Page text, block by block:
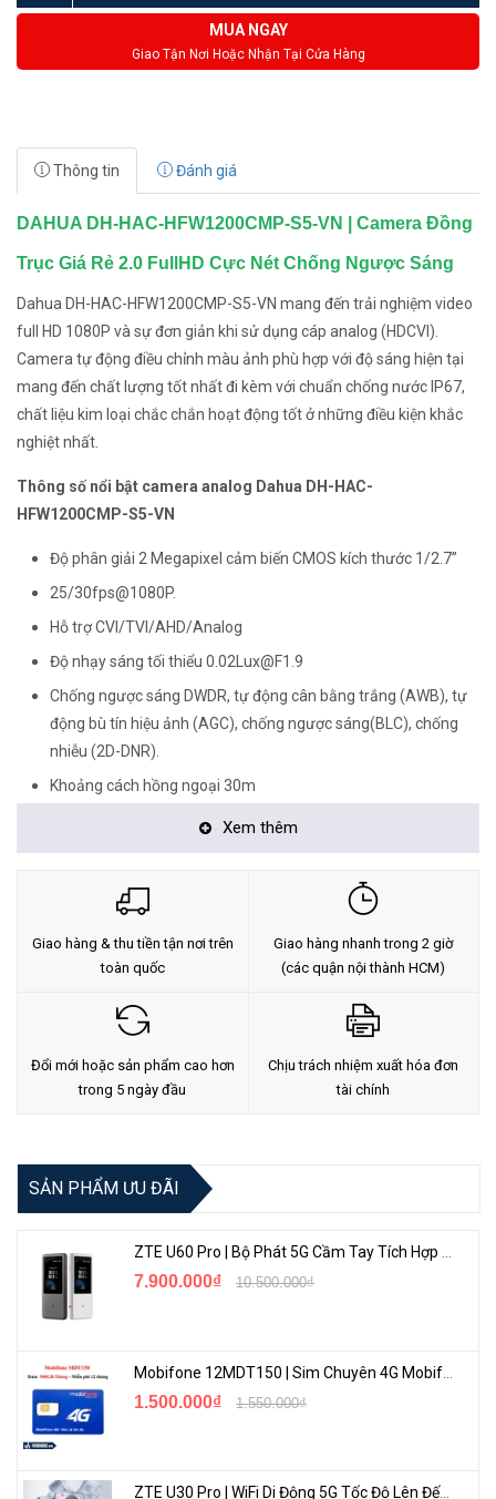
MUA NGAY
Giao Tận Nơi Hoặc Nhận Tại Cửa Hàng
Thông tin Đánh giá
DAHUA DH-HAC-HFW1200CMP-S5-VN | Camera Đồng
Trục Giá Rẻ 2.0 FullHD Cực Nét Chống Ngược Sáng
Dahua DH-HAC-HFW1200CMP-S5-VN mang đến trải nghiệm video
full HD 1080P và sự đơn giản khi sử dụng cáp analog (HDCVI).
Camera tự động điều chỉnh màu ảnh phù hợp với độ sáng hiện tại
mang đến chất lượng tốt nhất đi kèm với chuẩn chống nước IP67,
chất liệu kim loại chắc chắn hoạt động tốt ở những điều kiện khắc
nghiệt nhất.
Thông số nổi bật camera analog Dahua DH-HAC-
HFW1200CMP-S5-VN
Độ phân giải 2 Megapixel cảm biến CMOS kích thước 1/2.7”
25/30fps@1080P.
Hỗ trợ CVI/TVI/AHD/Analog
Độ nhạy sáng tối thiểu 0.02Lux@F1.9
Chống ngược sáng DWDR, tự động cân bằng trắng (AWB), tự
động bù tín hiệu ảnh (AGC), chống ngược sáng(BLC), chống
nhiễu (2D-DNR).
Khoảng cách hồng ngoại 30m
Ống kính cố định 3.6mm.
Chuẩn chống nước IP67
Điện áp DC12V±30%, công suất <2.7W
<Hotline: 0828.011.011 - (028)7300.2021 - VoHoang.vn>
Tư vấn cách chọn loại camera và dịch vụ lắp đặt camera tận nơi:
Xem thêm
Giao hàng & thu tiền tận nơi trên
toàn quốc
Giao hàng nhanh trong 2 giờ
(các quận nội thành HCM)
Đổi mới hoặc sản phẩm cao hơn
trong 5 ngày đầu
Chịu trách nhiệm xuất hóa đơn
tài chính
SẢN PHẨM ƯU ĐÃI
ZTE U60 Pro | Bộ Phát 5G Cầm Tay Tích Hợp Công Nghệ WiFi 7, Pin 10000mAh
7.900.000₫ 10.500.000₫
1.500.000₫ 1.550.000₫
ZTE U30 Pro | WiFi Di Động 5G Tốc Độ Lên Đến 500Mbps, Màn Hình Cảm Ứng